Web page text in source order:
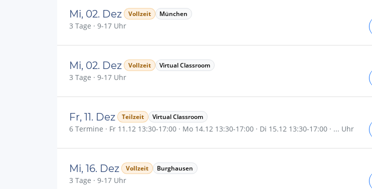
Mi, 02. Dez Vollzeit München
3 Tage · 9-17 Uhr
Mi, 02. Dez Vollzeit Virtual Classroom
3 Tage · 9-17 Uhr
Fr, 11. Dez Teilzeit Virtual Classroom
6 Termine · Fr 11.12 13:30-17:00 · Mo 14.12 13:30-17:00 · Di 15.12 13:30-17:00 · ... Uhr
Mi, 16. Dez Vollzeit Burghausen
3 Tage · 9-17 Uhr